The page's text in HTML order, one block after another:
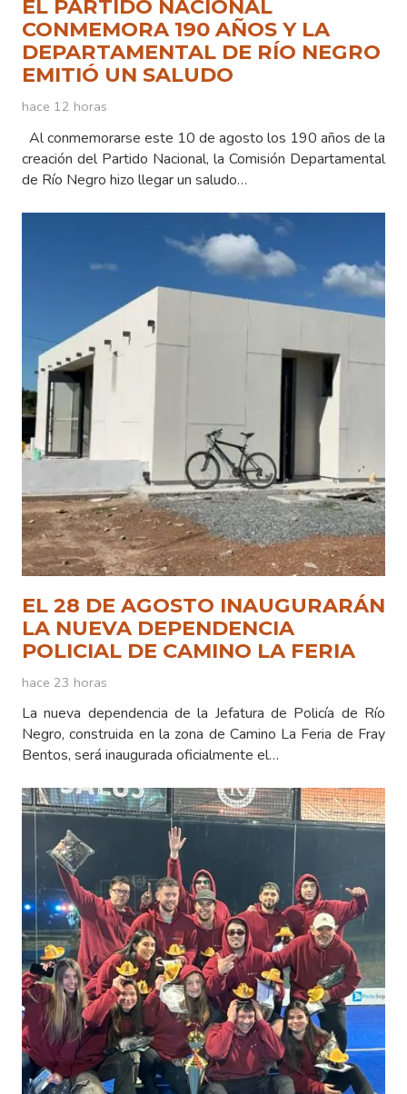
EL PARTIDO NACIONAL
CONMEMORA 190 AÑOS Y LA
DEPARTAMENTAL DE RÍO NEGRO
EMITIÓ UN SALUDO
hace 12 horas
Al conmemorarse este 10 de agosto los 190 años de la
creación del Partido Nacional, la Comisión Departamental
de Río Negro hizo llegar un saludo…
EL 28 DE AGOSTO INAUGURARÁN
LA NUEVA DEPENDENCIA
POLICIAL DE CAMINO LA FERIA
hace 23 horas
La nueva dependencia de la Jefatura de Policía de Río
Negro, construida en la zona de Camino La Feria de Fray
Bentos, será inaugurada oficialmente el…